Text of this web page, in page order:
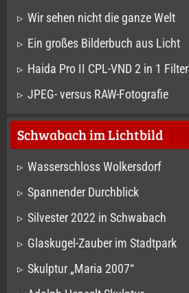
Wir sehen nicht die ganze Welt
Ein großes Bilderbuch aus Licht
Haida Pro II CPL-VND 2 in 1 Filter
JPEG- versus RAW-Fotografie
Schwabach im Lichtbild
Wasserschloss Wolkersdorf
Spannender Durchblick
Silvester 2022 in Schwabach
Glaskugel-Zauber im Stadtpark
Skulptur „Maria 2007“